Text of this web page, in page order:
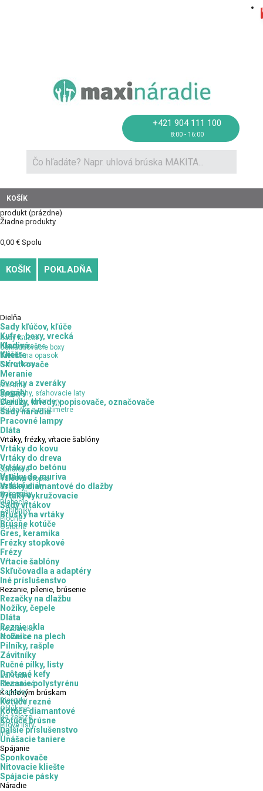
+421 904 111 100
8:00 - 16:00
KOŠÍK
produkt (prázdne)
Žiadne produkty
0,00 € Spolu
KOŠÍK POKLADŇA
Dielňa
Sady kľúčov, kľúče
Sady kľúčov
Hlavice, račne
Kľúče
Kufre, boxy, vrecká
Uskladňovacie boxy
Vrecká na opasok
Kufre, boxy
Kladivá
Kliešte
Skrutkovače
Meranie
Meranie
Vodováhy, sťahovacie laty
Uholníky, uhlomery
Skúšačky a multimetre
Svorky a zveráky
Svorky
Zveráky
Regály
Ceruzy, kriedy, popisovače, označovače
Sady náradia
Pracovné lampy
Dláta
Vrtáky, frézky, vŕtacie šablóny
Vrtáky do kovu
Vrtáky do dreva
Špirálové
Kolíkovacie
Na konfirmáty
Sukovníky
Dlabacie
Záhlbníky
Ploché
Ostatné
Vrtáky do betónu
Valcová stopka
SDS - Plus
SDS - Max
Vrtáky do muriva
Vrtáky diamantové do dlažby
Vrtáky vykružovacie
Sady vrtákov
Brúsky na vrtáky
Brúsne kotúče
Gres, keramika
Frézky stopkové
Frézy
Vŕtacie šablóny
Skľučovadla a adaptéry
Iné príslušenstvo
Rezanie, pílenie, brúsenie
Rezačky na dlažbu
Nožíky, čepele
Dláta
Rezbárske
Stolárske
Reznie skla
Nožnice na plech
Pilníky, rašple
Závitníky
Ručné pílky, listy
Záhradné
Chvostové
Čapovky
Dierovky
Oblúkové
Na železo
Pílové listy
Iné
Drôtené kefy
Rezanie polystyrénu
Kuhlovým brúskam
Kotúče rezné
Kotúče diamantové
Kotúče brúsne
Ďalšie príslušenstvo
Unášacie taniere
Spájanie
Sponkovače
Nitovacie kliešte
Spájacie pásky
Náradie